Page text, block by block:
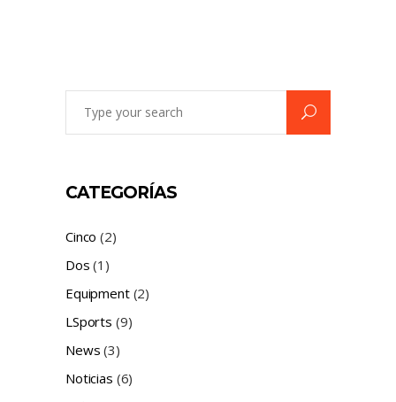
CATEGORÍAS
Cinco (2)
Dos (1)
Equipment(2)
LSports (9)
News (3)
Noticias (6)